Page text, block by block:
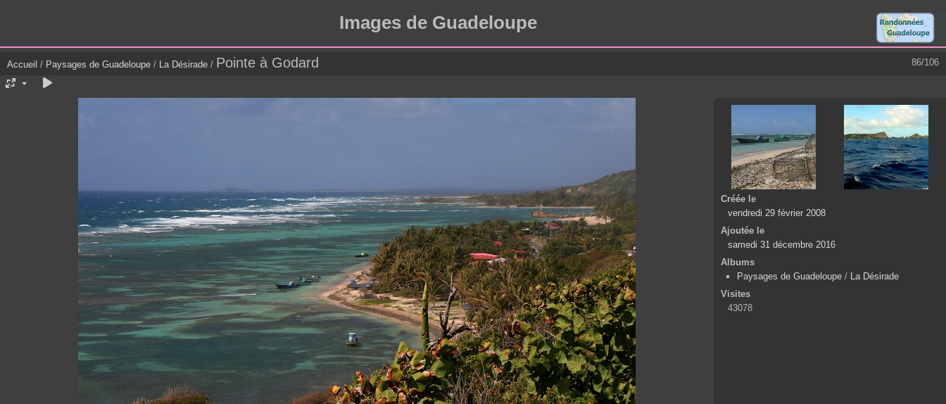
Images de Guadeloupe
86/106
Accueil / Paysages de Guadeloupe / La Désirade / Pointe à Godard
Créée le
vendredi 29 février 2008
Ajoutée le
samedi 31 décembre 2016
Albums
Paysages de Guadeloupe / La Désirade
Visites
43078